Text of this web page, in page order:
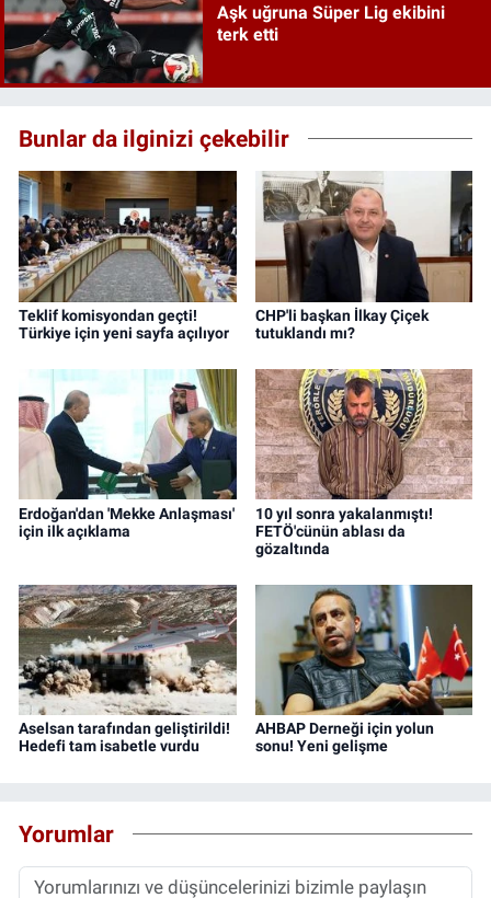
Aşk uğruna Süper Lig ekibini
terk etti
Bunlar da ilginizi çekebilir
Teklif komisyondan geçti!
Türkiye için yeni sayfa açılıyor
CHP'li başkan İlkay Çiçek
tutuklandı mı?
Erdoğan'dan 'Mekke Anlaşması'
için ilk açıklama
10 yıl sonra yakalanmıştı!
FETÖ'cünün ablası da
gözaltında
Aselsan tarafından geliştirildi!
Hedefi tam isabetle vurdu
AHBAP Derneği için yolun
sonu! Yeni gelişme
Yorumlar